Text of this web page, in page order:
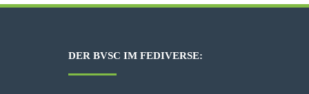
DER BVSC IM FEDIVERSE: